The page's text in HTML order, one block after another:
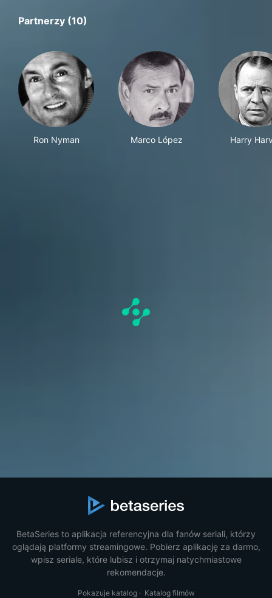
Partnerzy (10)
Ron Nyman Marco López Harry
BetaSeries to aplikacja referencyjna dla fanów seriali, którzy
oglądają platformy streamingowe. Pobierz aplikację za darmo,
wpisz seriale, które lubisz i otrzymaj natychmiastowe
rekomendacje.
Pokazuje katalog· Katalog filmów